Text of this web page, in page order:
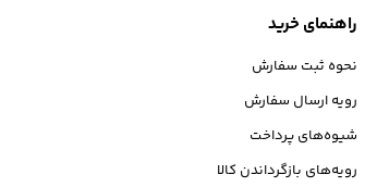
راهنمای خرید
نحوه ثبت سفارش
رویه ارسال سفارش
شیوه‌های پرداخت
رویه‌های بازگرداندن کالا